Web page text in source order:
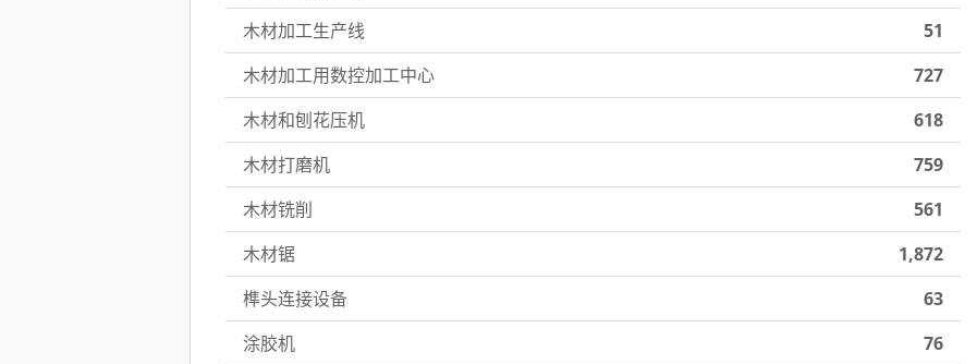
木材加工生产线
51
木材加工用数控加工中心
727
木材和刨花压机
618
木材打磨机
759
木材铣削
561
木材锯
1,872
榫头连接设备
63
涂胶机
76